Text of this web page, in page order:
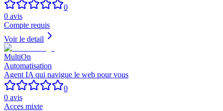
0
0 avis
Compte requis
Voir le detail
MultiOn
Automatisation
Agent IA qui navigue le web pour vous
0
0 avis
Acces mixte